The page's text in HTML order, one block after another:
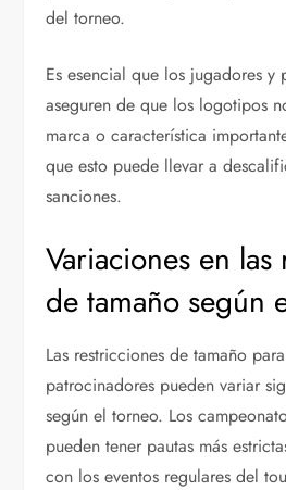
del torneo.
Es esencial que los jugadores y
aseguren de que los logotipos
marca o característica
que esto puede llevar a
sanciones.
Variaciones en
de tamaño según
Las restricciones de tamaño
patrocinadores pueden variar
según el torneo. Los
pueden tener pautas más
con los eventos regulares del